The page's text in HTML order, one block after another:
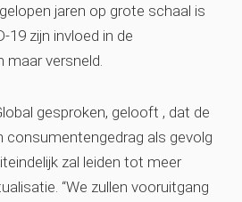
jaren op grote schaal is
19 zijn invloed in de
maar versneld.
gesproken, gelooft , dat de
consumentengedrag als gevolg
zal leiden tot meer
“We zullen vooruitgang